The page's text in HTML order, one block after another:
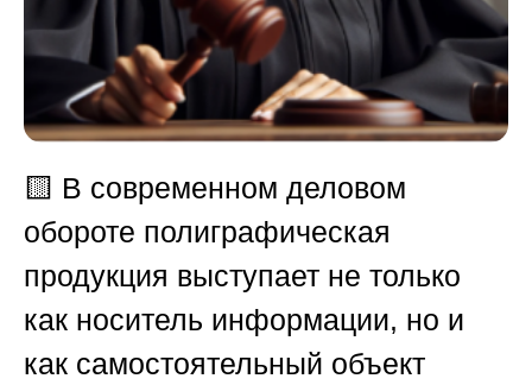
🟨 В современном деловом
обороте полиграфическая
продукция выступает не только
как носитель информации, но и
как самостоятельный объект